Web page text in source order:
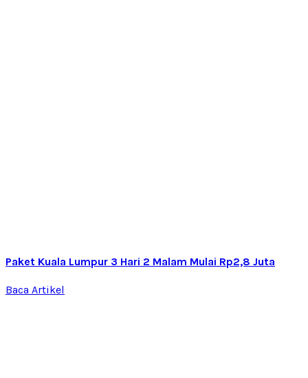
Paket Kuala Lumpur 3 Hari 2 Malam Mulai Rp2,8 Juta
Baca Artikel